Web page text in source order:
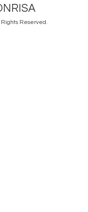
Rights Reserved.